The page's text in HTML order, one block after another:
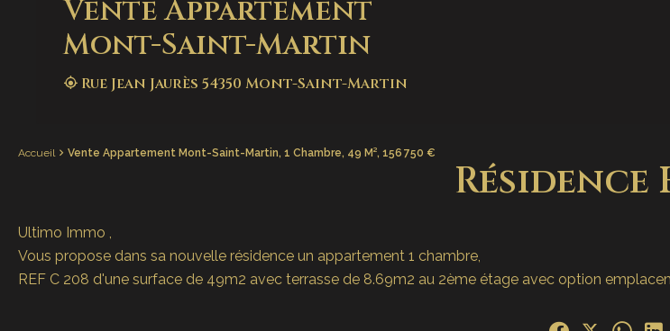
Vente Appartement
Mont-Saint-Martin
Rue Jean Jaurès 54350 Mont-Saint-Martin
Accueil Vente Appartement Mont-Saint-Martin, 1 Chambre, 49 M², 156 750 €
Résidence
Ultimo Immo ,
Vous propose dans sa nouvelle résidence un appartement 1 chambre,
REF C 208 d'une surface de 49m2 avec terrasse de 8.69m2 au 2ème étage avec option